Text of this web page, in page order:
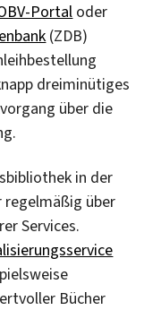
Portal oder
(ZDB)
dreiminütiges
über die
in der
über
Services.
Bücher